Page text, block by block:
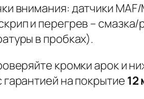
внимания: датчики
и перегрев –
в пробках).
кромки арок и
на покрытие12